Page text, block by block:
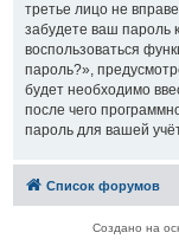
третье лицо не
забудете ваш пароль
воспользоваться
пароль?»,
будет необходимо
после чего
пароль для вашей
Список форумов
Создано на